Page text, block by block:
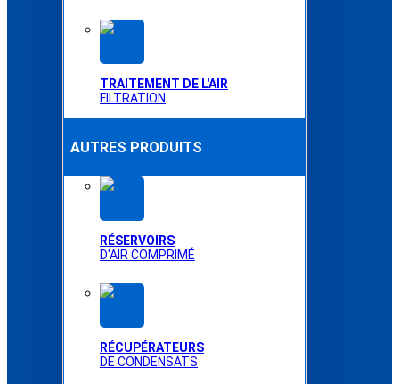
TRAITEMENT DE L'AIR
FILTRATION
AUTRES PRODUITS
RÉSERVOIRS
D'AIR COMPRIMÉ
RÉCUPÉRATEURS
DE CONDENSATS